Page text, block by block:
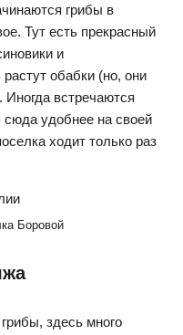
грибы в
Тут есть прекрасный
и
обабки (но, они
встречаются
сюда удобнее на своей
ходит только раз
Боровой
здесь много